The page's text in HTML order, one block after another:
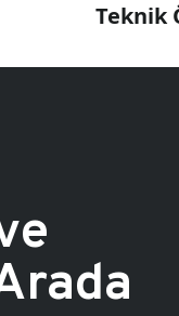
Teknik